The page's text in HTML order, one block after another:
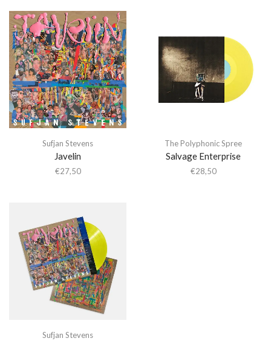
Sufjan Stevens
Javelin
€27,50
The Polyphonic Spree
Salvage Enterprise
€28,50
Sufjan Stevens